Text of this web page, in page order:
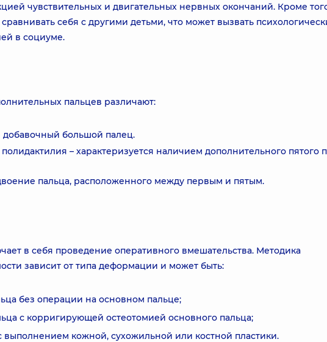
чувствительных и двигательных нервных окончаний. Кроме
себя с другими детьми, что может вызвать
в социуме.
пальцев различают:
большой палец.
– характеризуется наличием дополнительного пятого
пальца, расположенного между первым и пятым.
в себя проведение оперативного вмешательства. Методика
зависит от типа деформации и может быть:
без операции на основном пальце;
с корригирующей остеотомией основного пальца;
выполнением кожной, сухожильной или костной пластики.